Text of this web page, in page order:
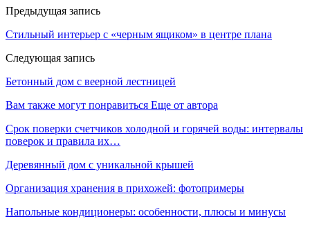
Предыдущая запись
Стильный интерьер с «черным ящиком» в центре плана
Следующая запись
Бетонный дом с веерной лестницей
Вам также могут понравиться Еще от автора
Срок поверки счетчиков холодной и горячей воды: интервалы
поверок и правила их…
Деревянный дом с уникальной крышей
Организация хранения в прихожей: фотопримеры
Напольные кондиционеры: особенности, плюсы и минусы